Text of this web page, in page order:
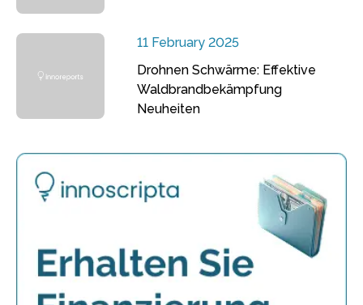
11 February 2025
Drohnen Schwärme: Effektive
Waldbrandbekämpfung
Neuheiten